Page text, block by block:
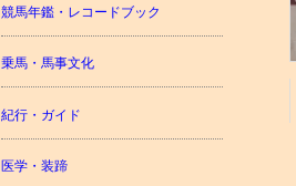
競馬年鑑・レコードブック
乗馬・馬事文化
紀行・ガイド
医学・装蹄